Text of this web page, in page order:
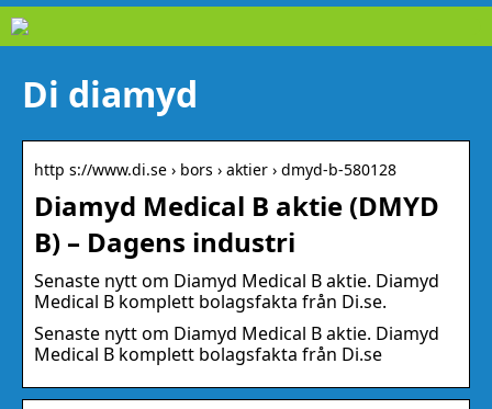
Di diamyd
http s://www.di.se › bors › aktier › dmyd-b-580128
Diamyd Medical B aktie (DMYD
B) – Dagens industri
Senaste nytt om Diamyd Medical B aktie. Diamyd
Medical B komplett bolagsfakta från Di.se.
Senaste nytt om Diamyd Medical B aktie. Diamyd
Medical B komplett bolagsfakta från Di.se